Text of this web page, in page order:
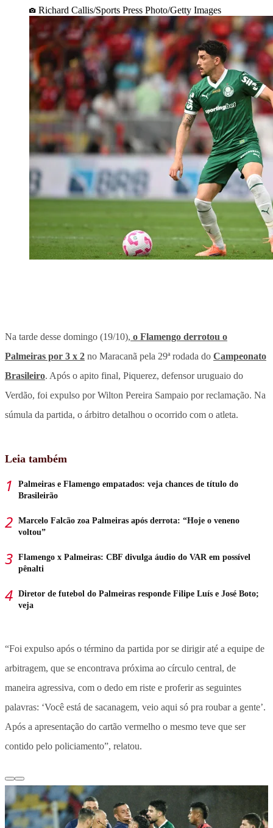
Richard Callis/Sports Press Photo/Getty Images
Na tarde desse domingo (19/10), o Flamengo derrotou o
Palmeiras por 3 x 2 no Maracanã pela 29ª rodada do Campeonato
Brasileiro. Após o apito final, Piquerez, defensor uruguaio do
Verdão, foi expulso por Wilton Pereira Sampaio por reclamação. Na
súmula da partida, o árbitro detalhou o ocorrido com o atleta.
Leia também
Palmeiras e Flamengo empatados: veja chances de título do
Brasileirão
Marcelo Falcão zoa Palmeiras após derrota: “Hoje o veneno
voltou”
Flamengo x Palmeiras: CBF divulga áudio do VAR em possível
pênalti
Diretor de futebol do Palmeiras responde Filipe Luís e José Boto;
veja
“Foi expulso após o término da partida por se dirigir até a equipe de
arbitragem, que se encontrava próxima ao círculo central, de
maneira agressiva, com o dedo em riste e proferir as seguintes
palavras: ‘Você está de sacanagem, veio aqui só pra roubar a gente’.
Após a apresentação do cartão vermelho o mesmo teve que ser
contido pelo policiamento”, relatou.